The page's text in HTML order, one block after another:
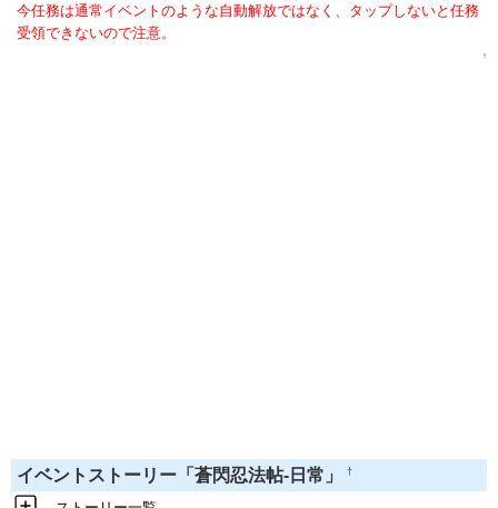
今任務は通常イベントのような自動解放ではなく、タップしないと任務
受領できないので注意。
↑
イベントストーリー「蒼閃忍法帖-日常」 †